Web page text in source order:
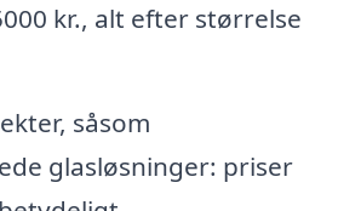
kr., alt efter størrelse
såsom
glasløsninger: priser